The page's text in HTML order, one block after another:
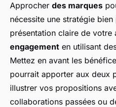
Approcher des marques
nécessite une stratégie
présentation claire de votre
engagement en utilisant
Mettez en avant les
pourrait apporter aux deux
illustrer vos propositions
collaborations passées ou